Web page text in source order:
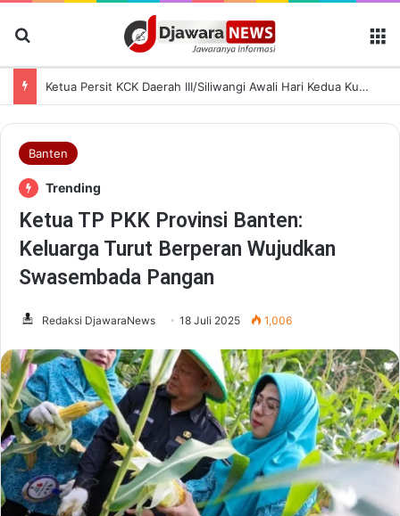
Ketua Persit KCK Daerah III/Siliwangi Awali Hari Kedua Kunjungan Kerja di TK Kartika XIX-39
Banten
Trending
Ketua TP PKK Provinsi Banten:
Keluarga Turut Berperan Wujudkan
Swasembada Pangan
Redaksi DjawaraNews 18 Juli 2025 1,006